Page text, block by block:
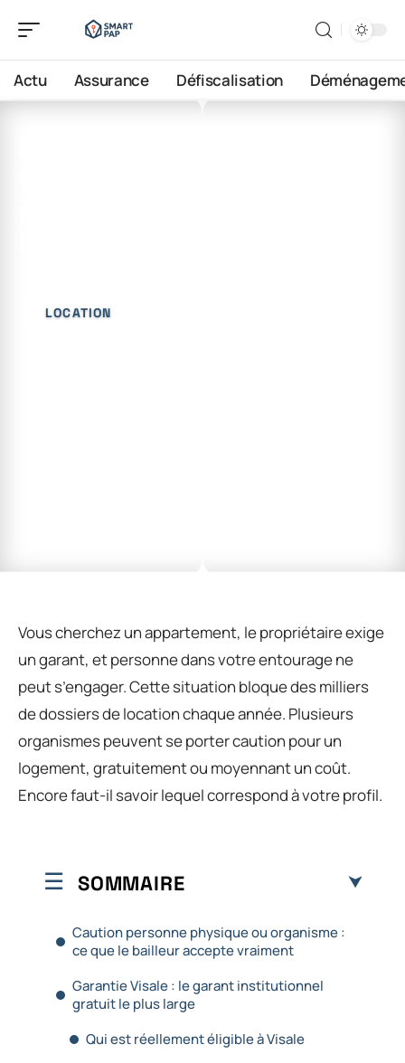
Actu Assurance Défiscalisation
LOCATION
Vous cherchez un appartement, le propriétaire exige
un garant, et personne dans votre entourage ne
peut s’engager. Cette situation bloque des milliers
de dossiers de location chaque année. Plusieurs
organismes peuvent se porter caution pour un
logement, gratuitement ou moyennant un coût.
Encore faut-il savoir lequel correspond à votre profil.
SOMMAIRE
Caution personne physique ou organisme :
ce que le bailleur accepte vraiment
Garantie Visale : le garant institutionnel
gratuit le plus large
Qui est réellement éligible à Visale